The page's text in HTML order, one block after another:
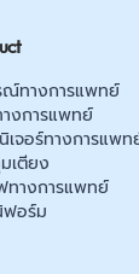
ทางการแพทย์
งการแพทย์
เจอร์ทางการแพท
เตียง
ทางการแพทย์
อร์ม